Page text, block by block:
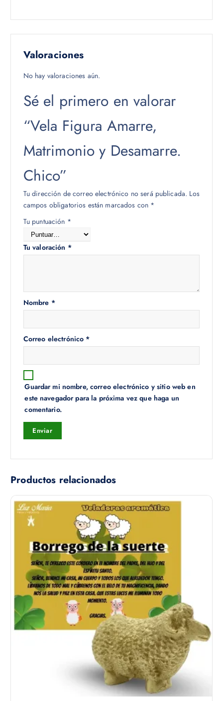
Valoraciones
No hay valoraciones aún.
Sé el primero en valorar
“Vela Figura Amarre,
Matrimonio y Desamarre.
Chico”
Tu dirección de correo electrónico no será publicada. Los
campos obligatorios están marcados con *
Tu puntuación *
Tu valoración *
Nombre *
Correo electrónico *
Guardar mi nombre, correo electrónico y sitio web en
este navegador para la próxima vez que haga un
comentario.
Productos relacionados